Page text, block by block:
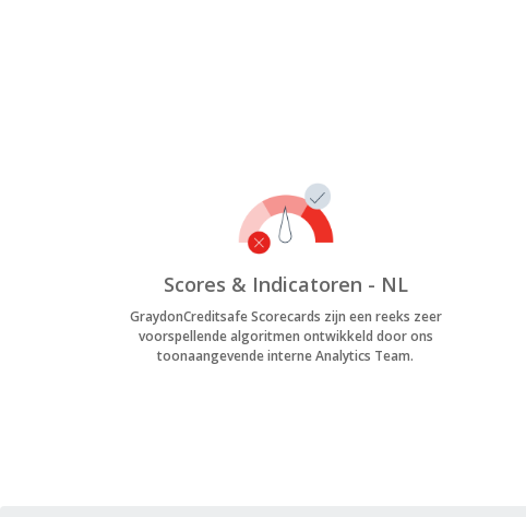
Scores & Indicatoren - NL
GraydonCreditsafe Scorecards zijn een reeks zeer
voorspellende algoritmen ontwikkeld door ons
toonaangevende interne Analytics Team.